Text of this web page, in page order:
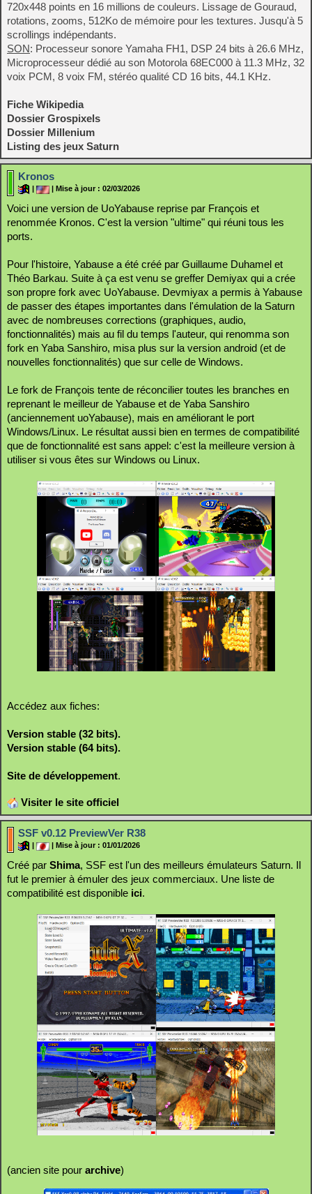
720x448 points en 16 millions de couleurs. Lissage de Gouraud,
rotations, zooms, 512Ko de mémoire pour les textures. Jusqu'à 5
scrollings indépendants.
SON: Processeur sonore Yamaha FH1, DSP 24 bits à 26.6 MHz,
Microprocesseur dédié au son Motorola 68EC000 à 11.3 MHz, 32
voix PCM, 8 voix FM, stéréo qualité CD 16 bits, 44.1 KHz.
Fiche Wikipedia
Dossier Grospixels
Dossier Millenium
Listing des jeux Saturn
Kronos
| Mise à jour : 02/03/2026
Voici une version de UoYabause reprise par François et
renommée Kronos. C'est la version "ultime" qui réuni tous les
ports.
Pour l'histoire, Yabause a été créé par Guillaume Duhamel et
Théo Barkau. Suite à ça est venu se greffer Demiyax qui a crée
son propre fork avec UoYabause. Devmiyax a permis à Yabause
de passer des étapes importantes dans l'émulation de la Saturn
avec de nombreuses corrections (graphiques, audio,
fonctionnalités) mais au fil du temps l'auteur, qui renomma son
fork en Yaba Sanshiro, misa plus sur la version android (et de
nouvelles fonctionnalités) que sur celle de Windows.
Le fork de François tente de réconcilier toutes les branches en
reprenant le meilleur de Yabause et de Yaba Sanshiro
(anciennement uoYabause), mais en améliorant le port
Windows/Linux. Le résultat aussi bien en termes de compatibilité
que de fonctionnalité est sans appel: c'est la meilleure version à
utiliser si vous êtes sur Windows ou Linux.
Accédez aux fiches:
Version stable (32 bits).
Version stable (64 bits).
Site de développement.
Visiter le site officiel
SSF v0.12 PreviewVer R38
| Mise à jour : 01/01/2026
Créé par Shima, SSF est l'un des meilleurs émulateurs Saturn. Il
fut le premier à émuler des jeux commerciaux. Une liste de
compatibilité est disponible ici.
(ancien site pour archive)